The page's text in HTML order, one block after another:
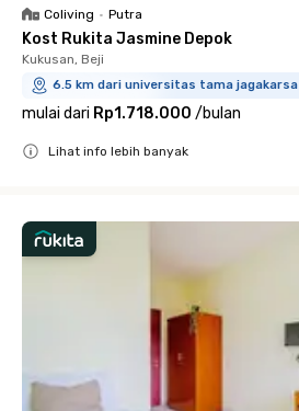
Coliving • Putra
Kost Rukita Jasmine Depok
Kukusan, Beji
6.5 km dari universitas tama jagakarsa
mulai dari Rp1.718.000 /bulan
Lihat info lebih banyak